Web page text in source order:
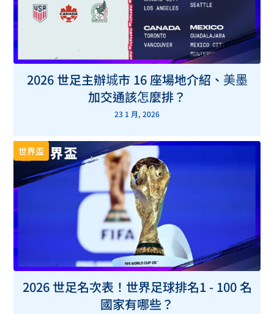
2026 世足主辦城市 16 座場地介紹、美墨
加交通該怎麼排？
23 1 月, 2026
世界盃
2026 世足名次表！世界足球排名1 - 100 名
國家有哪些？